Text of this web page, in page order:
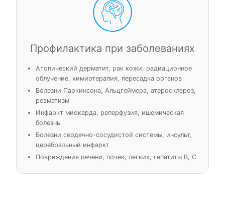
Профилактика при заболеваниях
Атопический дерматит, рак кожи, радиационное
облучение, химиотерапия, пересадка органов
Болезни Паркинсона, Альцгеймера, атеросклероз,
ревматизм
Инфаркт миокарда, реперфузия, ишемическая
болезнь
Болезни сердечно-сосудистой системы, инсульт,
церебральный инфаркт
Повреждения печени, почек, легких, гепатиты В, С